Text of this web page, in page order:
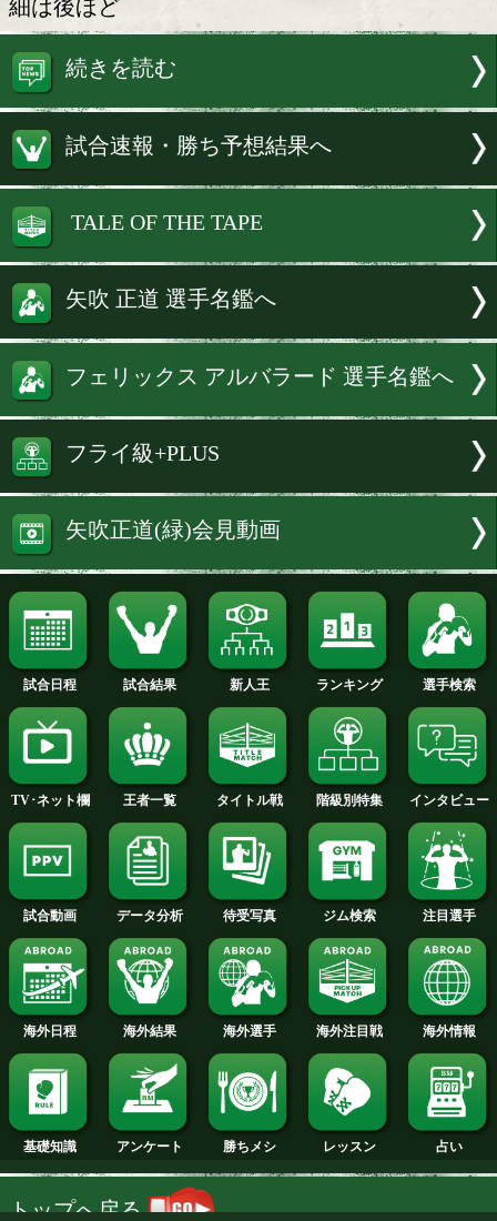
催される「SAIKOU×LUSH vol.4」のメ
ントで、同級1位のフェリックス・アル
(36=ニカラグア)と初防衛戦に臨む。
今年3月に世界2階級制覇を達成した矢
師走の名古屋でどんな存在感を見せる
ライ級戦線が大きく動く一夜となりそ
細は後ほど
続きを読む
TALE OF THE TAPE
矢吹 正道 選手名鑑へ
フェリックス アルバラード 選手
フライ級+PLUS
矢吹正道(緑)会見動画
試合日程 試合結果 新人王 ランキング